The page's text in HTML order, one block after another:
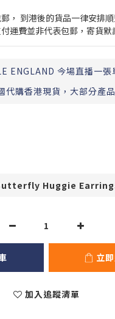
， 到港後的貨品一律安排
運費並非代表包郵，寄貨默
ENGLAND 今場直播一張
代購香港現貨，大部分產
立
加入追蹤清單